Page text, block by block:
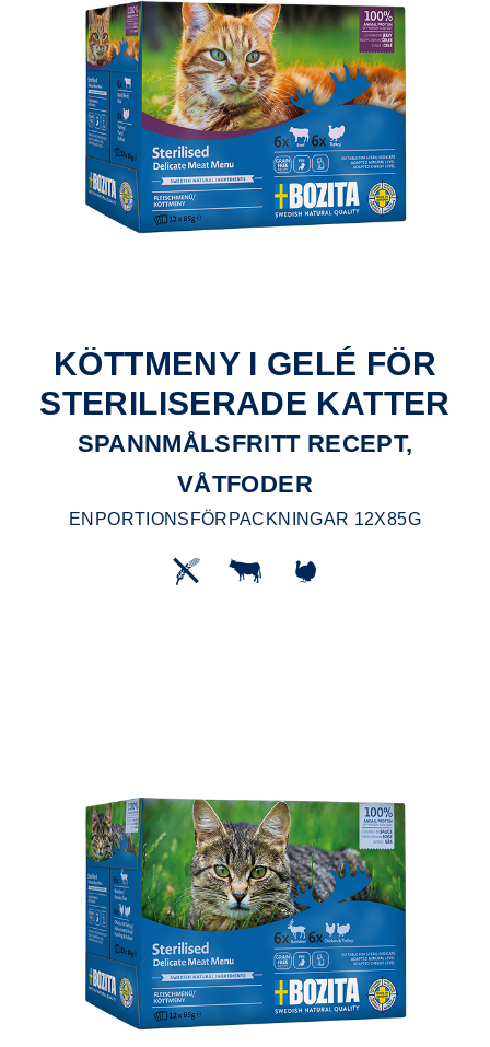
KÖTTMENY I GELÉ FÖR
STERILISERADE KATTER
SPANNMÅLSFRITT RECEPT,
VÅTFODER
ENPORTIONSFÖRPACKNINGAR 12X85G